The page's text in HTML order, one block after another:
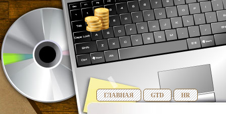
ГЛАВНАЯ GTD HR